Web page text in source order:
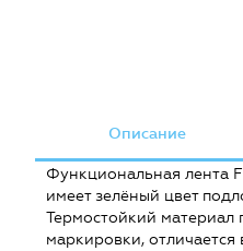
Описание
Функциональная лента
имеет зелёный цвет
Термостойкий материал
маркировки,